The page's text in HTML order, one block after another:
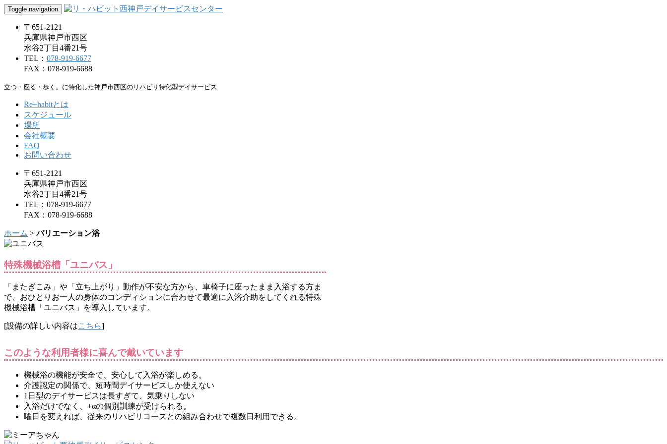
Toggle navigation
〒651-2121
兵庫県神戸市西区
水谷2丁目4番21号
TEL： 078-919-6677
FAX：078-919-6688
立つ・座る・歩く。に特化した神戸市西区のリハビリ特化型デイサービス
Re+habitとは
スケジュール
場所
会社概要
FAQ
お問い合わせ
〒651-2121
兵庫県神戸市西区
水谷2丁目4番21号
TEL：078-919-6677
FAX：078-919-6688
ホーム >バリエーション浴
特殊機械浴槽「ユニバス」
「またぎこみ」や「立ち上がり」動作が不安な方から、車椅子に座ったまま入浴する方ま
で、おひとりお一人の身体のコンディションに合わせて最適に入浴介助をしてくれる特殊
機械浴槽「ユニバス」を導入しています。
[設備の詳しい内容はこちら]
このような利用者様に喜んで戴いています
機械浴の機能が安全で、安心して入浴が楽しめる。
介護認定の関係で、短時間デイサービスしか使えない
1日型のデイサービスは長すぎて、気乗りしない
入浴だけでなく、+αの個別訓練が受けられる。
曜日を変えれば、従来のリハビリコースとの組み合わせで複数日利用できる。